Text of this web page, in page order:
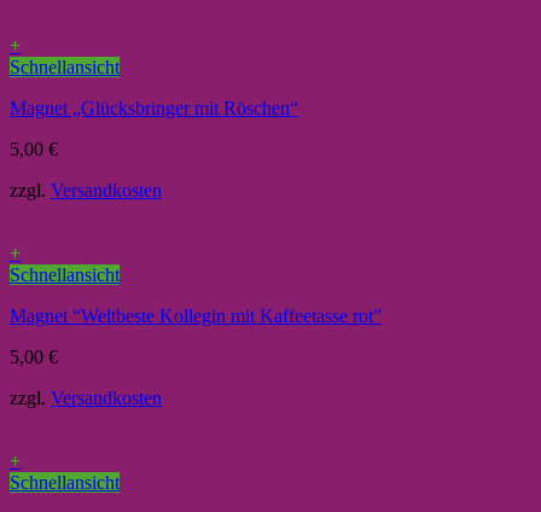
+
Schnellansicht
Magnet „Glücksbringer mit Röschen“
5,00 €
zzgl. Versandkosten
+
Schnellansicht
Magnet “Weltbeste Kollegin mit Kaffeetasse rot”
5,00 €
zzgl. Versandkosten
+
Schnellansicht